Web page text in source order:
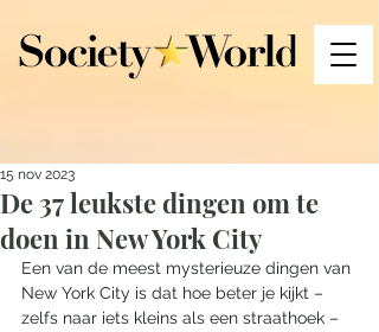
De 37 leukste dingen om te
doen in New York City
15 nov 2023
Een van de meest mysterieuze dingen van
New York City is dat hoe beter je kijkt –
zelfs naar iets kleins als een straathoek –